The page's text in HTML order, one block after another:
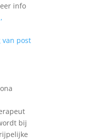
info
post
bij